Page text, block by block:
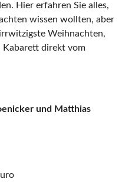
Hier erfahren Sie alles,
wissen wollten, aber
Weihnachten,
Kabarett direkt vom
und Matthias